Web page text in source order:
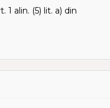
alin. (5) lit. a) din